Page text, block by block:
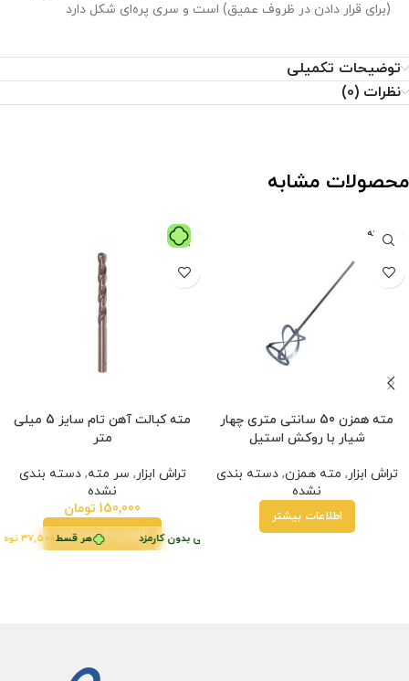
(برای قرار دادن در ظروف عمیق) است و سری پره‌ای شکل دارد
توضیحات تکمیلی
نظرات (0)
محصولات مشابه
فروخته
شده
مته همزن 50 سانتی متری چهار
شیار با روکش استیل
تراش ابزار, مته همزن,دسته بندی
نشده
اطلاعات بیشتر
هر قسط37,500 خرید قسطی با ترب‌پی بدون کارمزد
مته کبالت آهن تام سایز 5 میلی
متر
تراش ابزار, سر مته,دسته بندی
نشده
150,000 تومان
افزودن به سبد خرید هر قسط42,500 تومان • خرید قسطی با